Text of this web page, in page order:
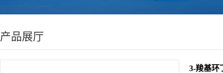
产品展厅
3-羧基环